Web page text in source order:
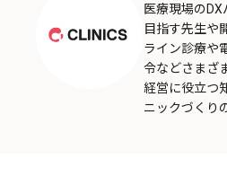
医療現場の
目指す先生や
ライン診療や
令などさまざ
経営に役立つ
ニックづくり